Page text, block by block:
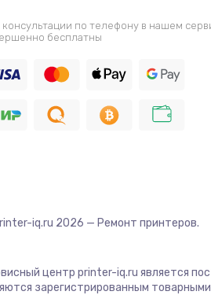
консультации по телефону в нашем
бесплатны
iq.ru 2026 — Ремонт принтеров.
центр printer-iq.ru является
зарегистрированным